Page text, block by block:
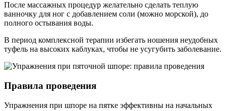
После массажных процедур желательно сделать теплую
ванночку для ног с добавлением соли (можно морской), до
полного остывания воды.
В период комплексной терапии избегать ношения неудобных
туфель на высоких каблуках, чтобы не усугубить заболевание.
Правила проведения
Упражнения при шпоре на пятке эффективны на начальных